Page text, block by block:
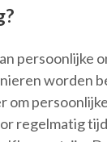
persoonlijke
worden
om
regelmatig